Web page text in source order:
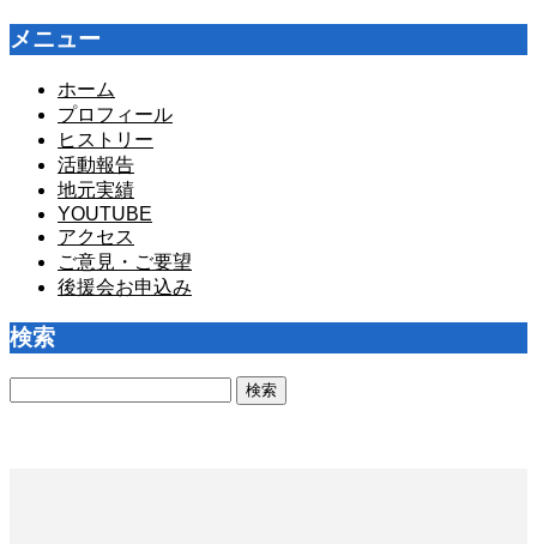
メニュー
ホーム
プロフィール
ヒストリー
活動報告
地元実績
YOUTUBE
アクセス
ご意見・ご要望
後援会お申込み
検索